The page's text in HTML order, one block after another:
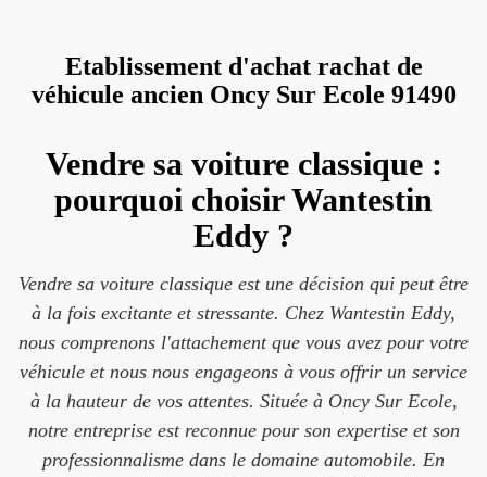
Etablissement d'achat rachat de
véhicule ancien Oncy Sur Ecole 91490
Vendre sa voiture classique :
pourquoi choisir Wantestin
Eddy ?
Vendre sa voiture classique est une décision qui peut être
à la fois excitante et stressante. Chez Wantestin Eddy,
nous comprenons l'attachement que vous avez pour votre
véhicule et nous nous engageons à vous offrir un service
à la hauteur de vos attentes. Située à Oncy Sur Ecole,
notre entreprise est reconnue pour son expertise et son
professionnalisme dans le domaine automobile. En